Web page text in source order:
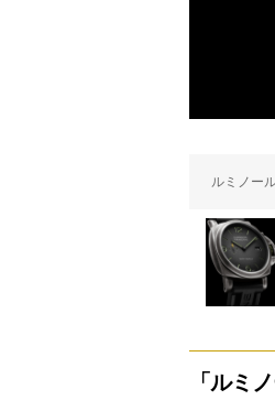
ルミノー
「ルミ